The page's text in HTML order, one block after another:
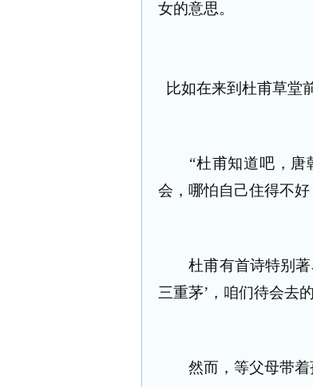
女的意思。
比如在来到杜甫草堂
“杜甫知道吧，唐朝
会，哪怕自己住得不好
杜甫有首诗特别著
三重茅’，咱们待会去
然而，等父母带着